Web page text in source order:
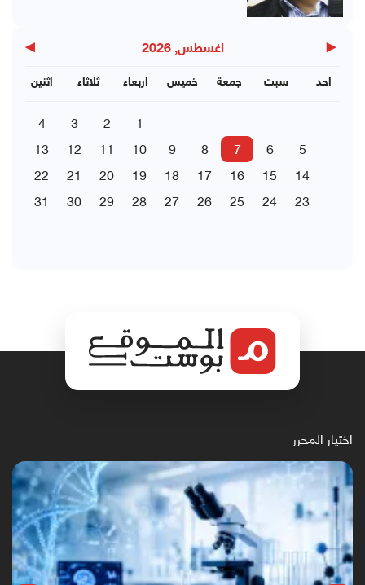
◀ اغسطس, 2026 ▶
اثنين ثلاثاء اربعاء خميس جمعة سبت احد
1
2
3
4
5
6
7
8
9
10
11
12
13
14
15
16
17
18
19
20
21
22
23
24
25
26
27
28
29
30
31
اختيار المحرر